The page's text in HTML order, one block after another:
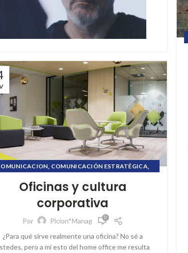
, COMUNICACIÓN ESTRATÉGICA,
,FORMACION ONLINE,HOME OFFICE
INFORMACIÓN FINANCIERA,PL COMUNICACIÓN
PROPÓSITO CORPORATIVO PUBLIC RELATIONS
REPUTACIÓN CORPORATIVA, SOCIAL MEDIA,
Oficinas y cultura
corporativa
Por Plcion*Manag 0
¿Para qué sirve realmente una oficina? No sé a
pero a mí esto del home office me resulta